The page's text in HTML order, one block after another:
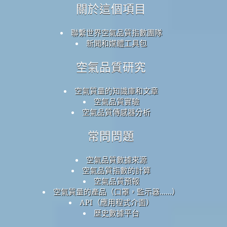
關於這個項目
聯繫世界空氣品質指數團隊
新聞和媒體工具包
空氣品質研究
空氣質量的知識庫和文章
空氣品質實驗
空氣品質傳感器分析
常問問題
空氣品質數據來源
空氣品質指數的計算
空氣品質預報
空氣質量的產品（口罩，監示器......）
API（應用程式介面）
歷史數據平台